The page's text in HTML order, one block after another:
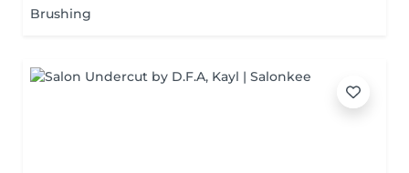
Brushing